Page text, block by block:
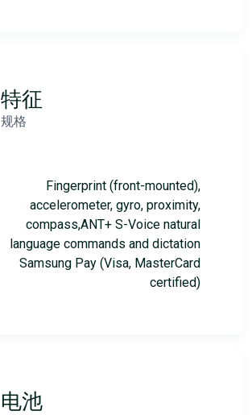
特征
规格
Fingerprint (front-mounted),
accelerometer, gyro, proximity,
compass,ANT+ S-Voice natural
language commands and dictation
Samsung Pay (Visa, MasterCard
certified)
电池